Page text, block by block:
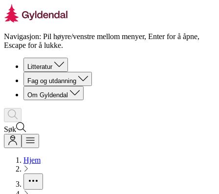
Navigasjon: Pil høyre/venstre mellom menyer, Enter for å åpne,
Escape for å lukke.
Litteratur
Fag og utdanning
Om Gyldendal
Søk
Hjem